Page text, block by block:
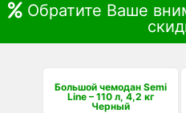
Обратите Ваше
Большой чемодан Semi
Line – 110 л, 4,2 кг
Черный